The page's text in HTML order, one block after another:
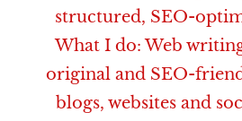
structured, SEO-
What I do: Web
original and SEO-
blogs, websites and